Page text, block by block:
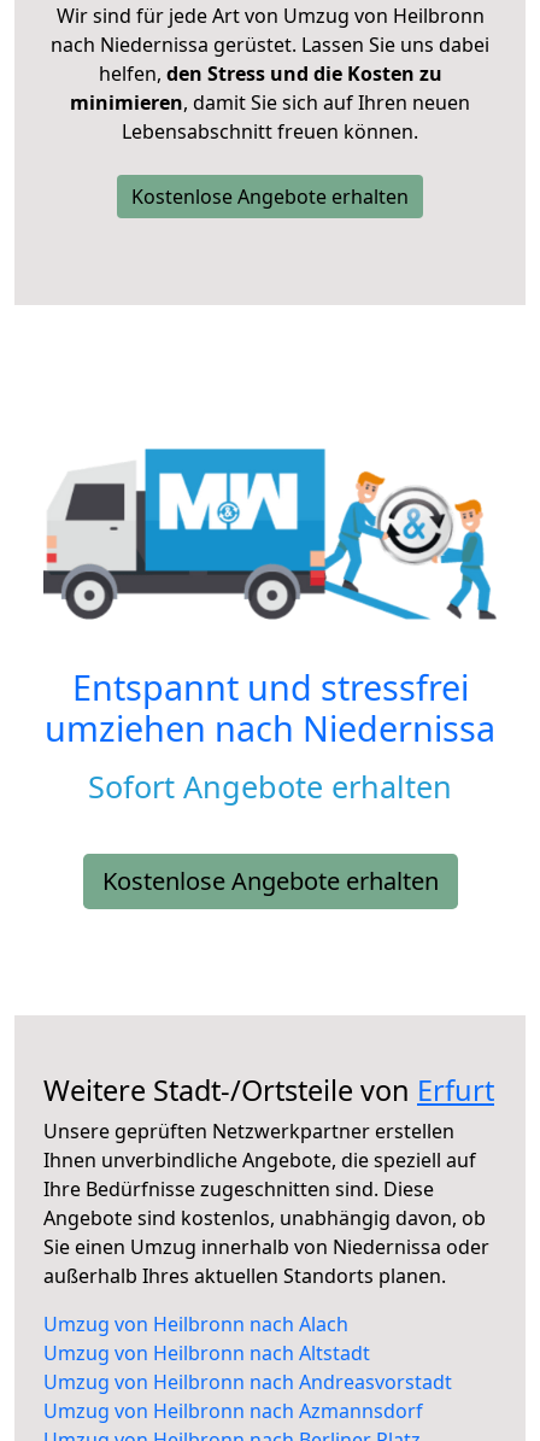
Wir sind für jede Art von Umzug von Heilbronn
nach Niedernissa gerüstet. Lassen Sie uns dabei
helfen, den Stress und die Kosten zu
minimieren, damit Sie sich auf Ihren neuen
Lebensabschnitt freuen können.
Kostenlose Angebote erhalten
Entspannt und stressfrei
umziehen nach Niedernissa
Sofort Angebote erhalten
Kostenlose Angebote erhalten
Weitere Stadt-/Ortsteile von Erfurt
Unsere geprüften Netzwerkpartner erstellen
Ihnen unverbindliche Angebote, die speziell auf
Ihre Bedürfnisse zugeschnitten sind. Diese
Angebote sind kostenlos, unabhängig davon, ob
Sie einen Umzug innerhalb von Niedernissa oder
außerhalb Ihres aktuellen Standorts planen.
Umzug von Heilbronn nach Alach
Umzug von Heilbronn nach Altstadt
Umzug von Heilbronn nach Andreasvorstadt
Umzug von Heilbronn nach Azmannsdorf